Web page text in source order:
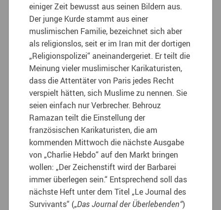
einiger Zeit bewusst aus seinen Bildern aus.
Der junge Kurde stammt aus einer
muslimischen Familie, bezeichnet sich aber
als religionslos, seit er im Iran mit der dortigen
„Religionspolizei“ aneinandergeriet. Er teilt die
Meinung vieler muslimischer Karikaturisten,
dass die Attentäter von Paris jedes Recht
verspielt hätten, sich Muslime zu nennen. Sie
seien einfach nur Verbrecher. Behrouz
Ramazan teilt die Einstellung der
französischen Karikaturisten, die am
kommenden Mittwoch die nächste Ausgabe
von „Charlie Hebdo“ auf den Markt bringen
wollen: „Der Zeichenstift wird der Barbarei
immer überlegen sein.“ Entsprechend soll das
nächste Heft unter dem Titel „Le Journal des
Survivants“ („Das Journal der Überlebenden“)